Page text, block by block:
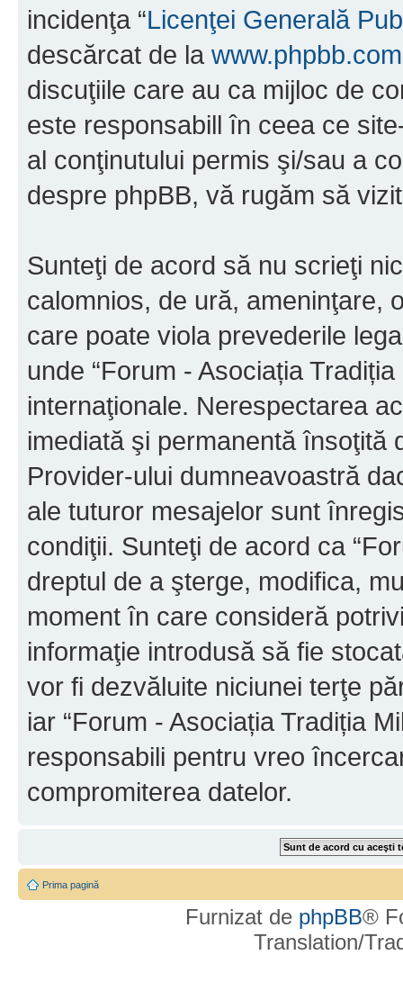
incidenţa “Licenţei Generală
descărcat de la www.phpbb.com
discuţiile care au ca mijloc de
este responsabill în ceea ce
al conţinutului permis şi/sau a
despre phpBB, vă rugăm să
Sunteţi de acord să nu scrieţi
calomnios, de ură, ameninţare,
care poate viola prevederile
unde “Forum - Asociația
internaţionale. Nerespectarea
imediată şi permanentă însoţită
Provider-ului dumneavoastră
ale tuturor mesajelor sunt
condiţii. Sunteţi de acord ca
dreptul de a şterge, modifica,
moment în care consideră
informaţie introdusă să fie
vor fi dezvăluite niciunei terţe
iar “Forum - Asociația Tradiția
responsabili pentru vreo
compromiterea datelor.
Prima pagină
Furnizat de phpBB®
Translation/